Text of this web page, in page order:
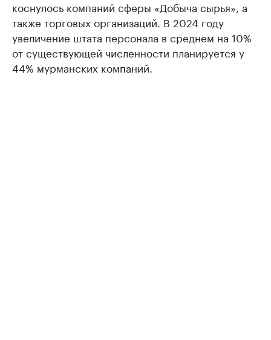
коснулось компаний сферы «Добыча сырья», а
также торговых организаций. В 2024 году
увеличение штата персонала в среднем на 10%
от существующей численности планируется у
44% мурманских компаний.